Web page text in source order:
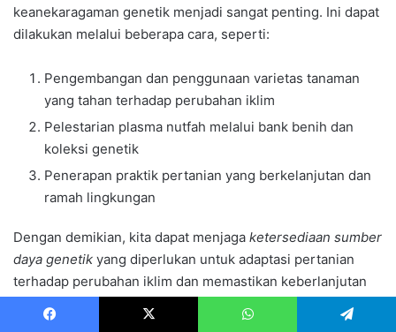
keanekaragaman genetik menjadi sangat penting. Ini dapat
dilakukan melalui beberapa cara, seperti:
Pengembangan dan penggunaan varietas tanaman
yang tahan terhadap perubahan iklim
Pelestarian plasma nutfah melalui bank benih dan
koleksi genetik
Penerapan praktik pertanian yang berkelanjutan dan
ramah lingkungan
Dengan demikian, kita dapat menjaga ketersediaan sumber
daya genetik yang diperlukan untuk adaptasi pertanian
terhadap perubahan iklim dan memastikan keberlanjutan
produksi pangan di masa depan.